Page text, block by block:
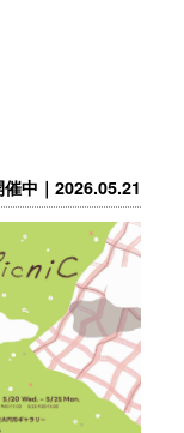
中｜2026.05.21